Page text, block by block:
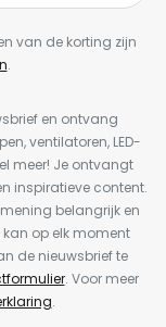
van de korting zijn
.
en ontvang
ventilatoren, LED-
meer! Je ontvangt
inspiratieve content.
belangrijk en
op elk moment
de nieuwsbrief te
. Voor meer
.